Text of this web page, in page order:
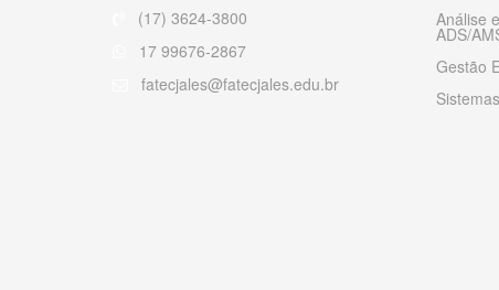
(17) 3624-3800
17 99676-2867
fatecjales@fatecjales.edu.br
Análise
ADS/
Gestão